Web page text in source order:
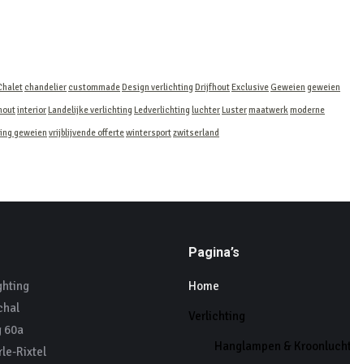
chandelier custommadeDesign verlichtingDrijfhoutExclusiveGeweien geweien
houtinteriorLandelijke verlichtingLedverlichting luchterLustermaatwerk moderne
geweien vrijblijvende offertewintersportzwitserland
60a
Rixtel
Pagina’s
Home
Verlichting
Hanglampen &